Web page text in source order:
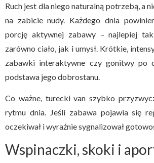
Ruch jest dla niego naturalną potrzebą, a
na zabicie nudy. Każdego dnia
porcję aktywnej zabawy – najlepiej
zarówno ciało, jak i umysł. Krótkie,
zabawki interaktywne czy gonitwy po
podstawa jego dobrostanu.
Co ważne, turecki van szybko
rytmu dnia. Jeśli zabawa pojawia się
oczekiwał i wyraźnie sygnalizował
Wspinaczki, skoki i